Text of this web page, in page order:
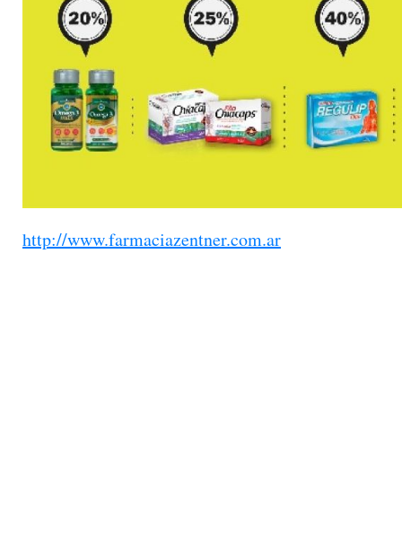
http://www.farmaciazentner.com.ar